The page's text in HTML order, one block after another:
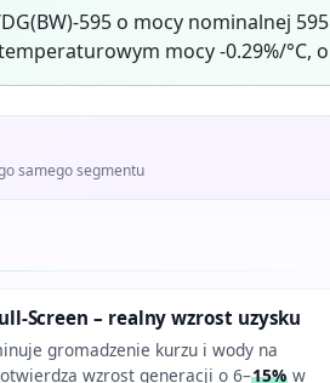
595 o mocy nominalnej
mocy -0.29%/°C,
samego segmentu
Screen – realny wzrost uzysku
gromadzenie kurzu i wody na
wzrost generacji o 6–15%w